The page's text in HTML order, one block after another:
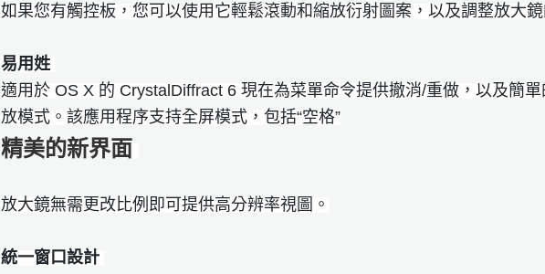
如果您有觸控板，您可以使用它輕鬆滾動和縮放衍射圖案，以及調整放大
易用姓
適用於 OS X 的 CrystalDiffract 6 現在為菜單命令提供撤消/重做，以及簡
放模式。該應用程序支持全屏模式，包括“空格”
精美的新界面
放大鏡無需更改比例即可提供高分辨率視圖。
統一窗口設計